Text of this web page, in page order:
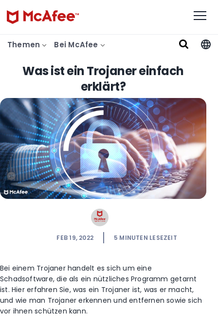
Themen Bei McAfee
Was ist ein Trojaner einfach
erklärt?
FEB 19, 2022 5 MINUTEN LESEZEIT
Bei einem Trojaner handelt es sich um eine
Schadsoftware, die als ein nützliches Programm getarnt
ist. Hier erfahren Sie, was ein Trojaner ist, was er macht,
und wie man Trojaner erkennen und entfernen sowie sich
vor ihnen schützen kann.